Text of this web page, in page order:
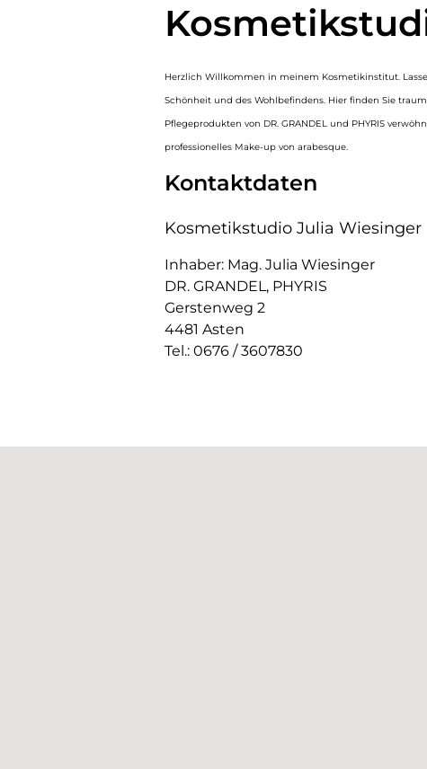
Herzlich Willkommen in meinem Kosmetikinstitut.
Schönheit und des Wohlbefindens. Hier finden Sie
Pflegeprodukten von DR. GRANDEL und PHYRIS
professionelles Make-up von arabesque.
Kontaktdaten
Kosmetikstudio Julia Wiesinger
Inhaber: Mag. Julia Wiesinger
DR. GRANDEL, PHYRIS
Gerstenweg 2
4481 Asten
Tel.: 0676 / 3607830